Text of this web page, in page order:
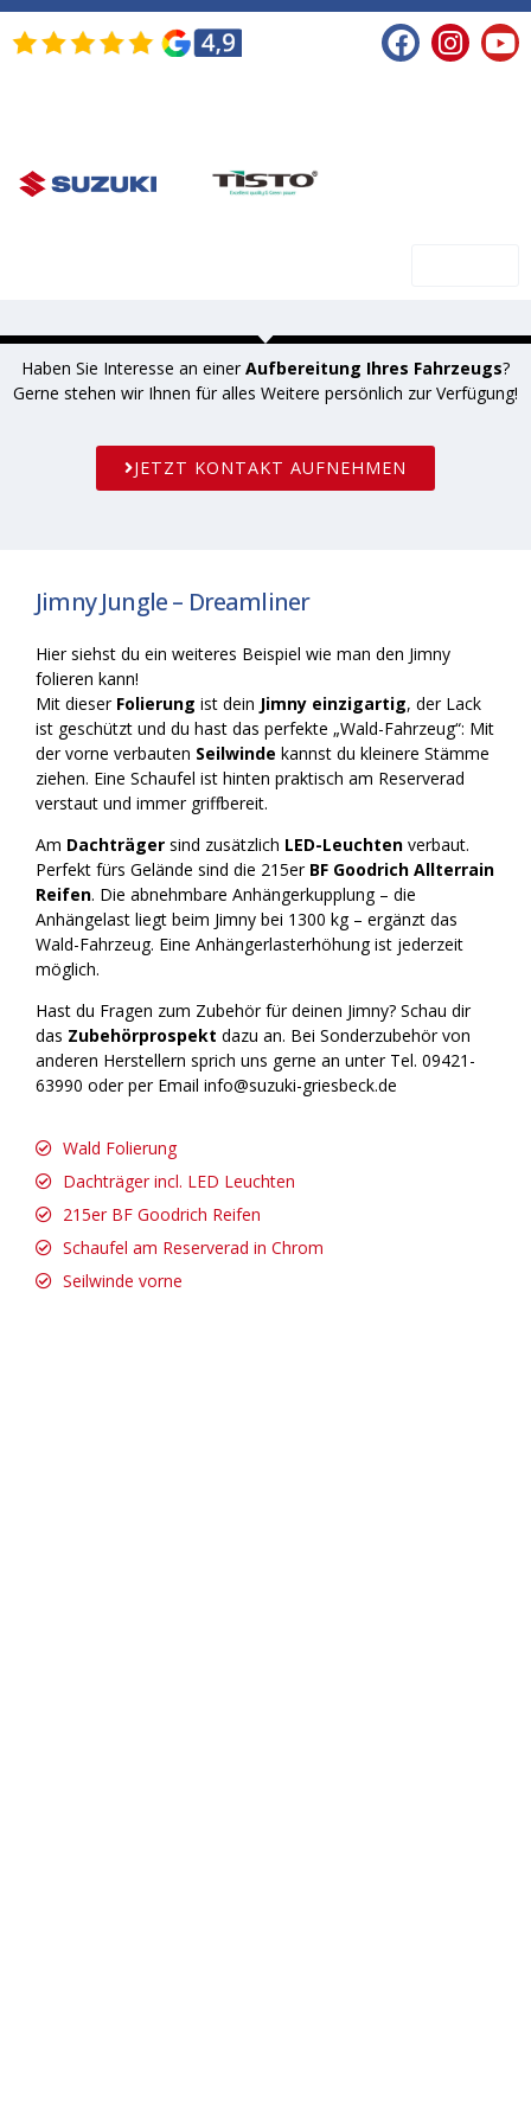
Haben Sie Interesse an einer Aufbereitung Ihres Fahrzeugs?
Gerne stehen wir Ihnen für alles Weitere persönlich zur Verfügung!
JETZT KONTAKT AUFNEHMEN
Jimny Jungle – Dreamliner
Hier siehst du ein weiteres Beispiel wie man den Jimny
folieren kann!
Mit dieser Folierung ist dein Jimny einzigartig, der Lack
ist geschützt und du hast das perfekte „Wald-Fahrzeug“: Mit
der vorne verbauten Seilwinde kannst du kleinere Stämme
ziehen. Eine Schaufel ist hinten praktisch am Reserverad
verstaut und immer griffbereit.
Am Dachträger sind zusätzlich LED-Leuchten verbaut.
Perfekt fürs Gelände sind die 215er BF Goodrich Allterrain
Reifen. Die abnehmbare Anhängerkupplung – die
Anhängelast liegt beim Jimny bei 1300 kg – ergänzt das
Wald-Fahrzeug. Eine Anhängerlasterhöhung ist jederzeit
möglich.
Hast du Fragen zum Zubehör für deinen Jimny? Schau dir
das Zubehörprospekt dazu an. Bei Sonderzubehör von
anderen Herstellern sprich uns gerne an unter Tel. 09421-
63990 oder per Email info@suzuki-griesbeck.de
Wald Folierung
Dachträger incl. LED Leuchten
215er BF Goodrich Reifen
Schaufel am Reserverad in Chrom
Seilwinde vorne